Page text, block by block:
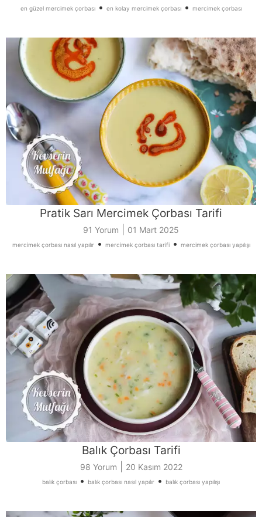
en güzel mercimek çorbası• en kolay mercimek çorbası• mercimek çorbası
Pratik Sarı Mercimek Çorbası Tarifi
91 Yorum 01 Mart 2025
mercimek çorbası nasıl yapılır• mercimek çorbası tarifi• mercimek çorbası yapılışı
Balık Çorbası Tarifi
98 Yorum 20 Kasım 2022
balık çorbası • balık çorbası nasıl yapılır • balık çorbası yapılışı